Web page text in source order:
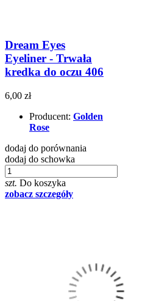
Dream Eyes
Eyeliner - Trwała
kredka do oczu 406
6,00 zł
Producent: Golden
Rose
dodaj do porównania
dodaj do schowka
szt. Do koszyka
zobacz szczegóły